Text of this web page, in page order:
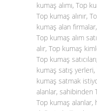
kumaş alımı, Top
Top kumaş alınır,
kumaş alan
Top kumaş alım
alır, Top kumaş
Top kumaş
kumaş satış
kumaş satmak
alanlar, sahibinden
Top kumaş alanlar,